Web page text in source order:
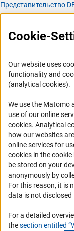
Представительство
Профиль DFG
Задачи DFG
История DFG
Совместные
организациями
Партнёры DFG в
Часто задаваемые
DFG Newsletter
Cookie-
Our website uses
functionality and
(analytical cookies).
We use the Matomo
use of our online
cookies(Anc
. Analytical
how our websites
online services for
cookies in the
be stored on your
anonymously by
For this reason, it is
data is not
For a detailed
thesection entitled